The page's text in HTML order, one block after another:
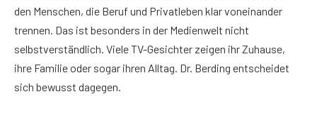
den Menschen, die Beruf und Privatleben klar voneinander
trennen. Das ist besonders in der Medienwelt nicht
selbstverständlich. Viele TV-Gesichter zeigen ihr Zuhause,
ihre Familie oder sogar ihren Alltag. Dr. Berding entscheidet
sich bewusst dagegen.